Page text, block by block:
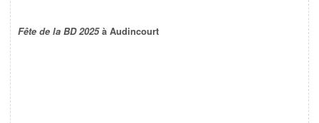
Fête de la BD 2025à Audincourt